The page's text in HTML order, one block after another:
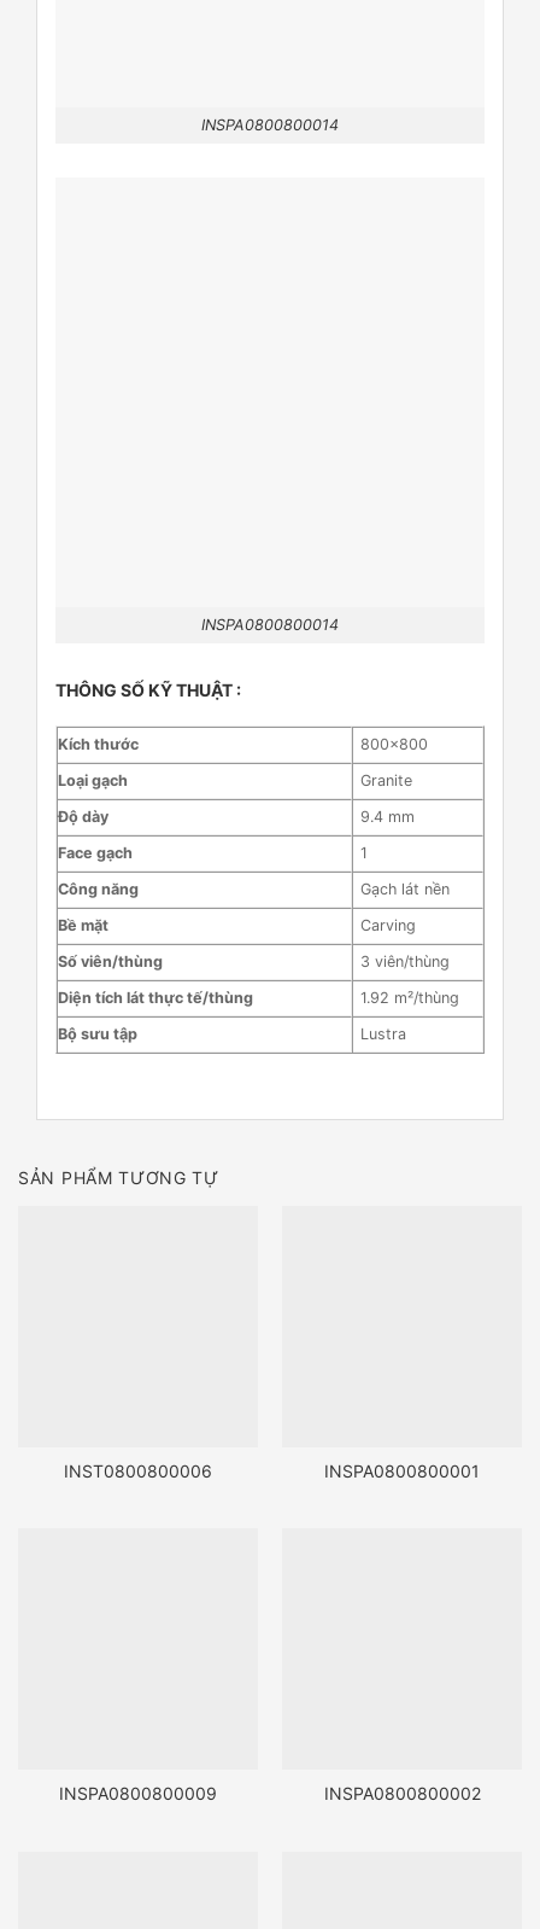
INSPA0800800014
INSPA0800800014
THÔNG SỐ KỸ THUẬT :
Kích thước
800×800
Loại gạch
Granite
Độ dày
9.4 mm
Face gạch
1
Công năng
Gạch lát nền
Bề mặt
Carving
Số viên/thùng
3 viên/thùng
Diện tích lát thực tế/thùng
1.92 m²/thùng
Bộ sưu tập
Lustra
SẢN PHẨM TƯƠNG TỰ
INST0800800006 INSPA0800800001
INSPA0800800009 INSPA0800800002